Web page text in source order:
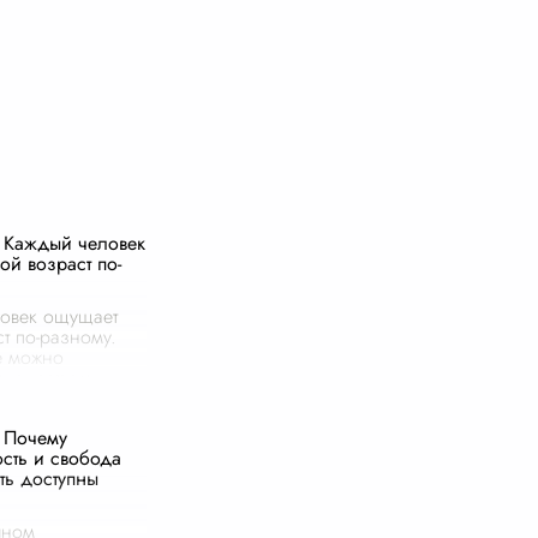
человек
возраст по-
ощущает
по-разному.
можно
с
и заканчивая
о...
и свобода
доступны